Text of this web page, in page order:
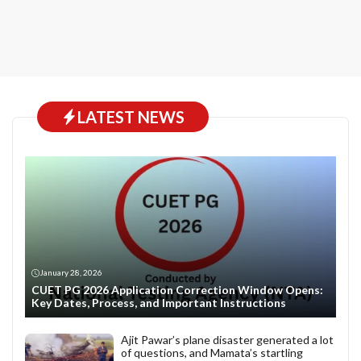
LATEST NEWS
January 28, 2026
CUET PG 2026 Application Correction Window Opens:
Key Dates, Process, and Important Instructions
Ajit Pawar’s plane disaster generated a lot
of questions, and Mamata’s startling